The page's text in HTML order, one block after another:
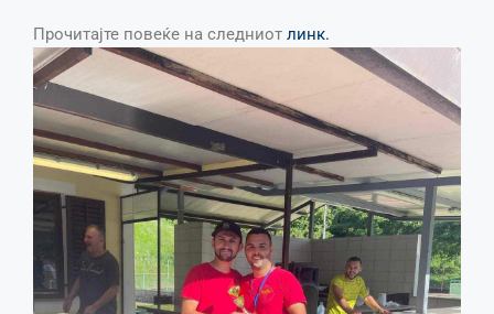
Прочитајте повеќе на следниот линк.